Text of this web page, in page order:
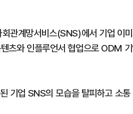
관계망서비스(SNS)에서 기업 이
츠와 인플루언서 협업으로 ODM
기업 SNS의 모습을 탈피하고 소